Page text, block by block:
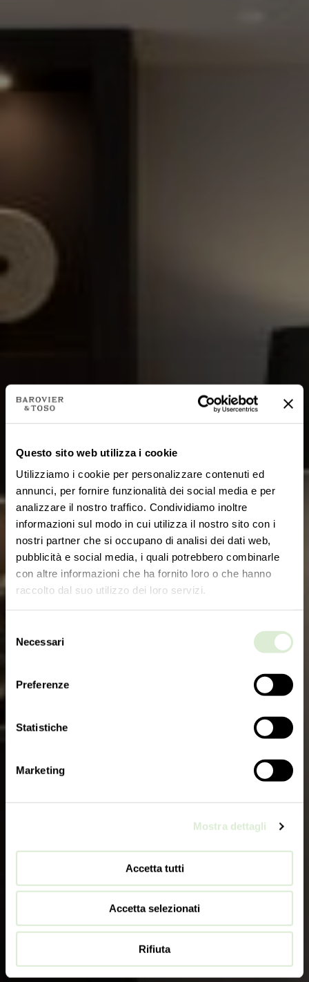
Questo sito web utilizza i cookie
Utilizziamo i cookie per personalizzare contenuti ed
annunci, per fornire funzionalità dei social media e per
analizzare il nostro traffico. Condividiamo inoltre
informazioni sul modo in cui utilizza il nostro sito con i
nostri partner che si occupano di analisi dei dati web,
pubblicità e social media, i quali potrebbero combinarle
con altre informazioni che ha fornito loro o che hanno
raccolto dal suo utilizzo dei loro servizi.
delNecessari
Preferenze
Statistiche
Marketing
Mostra dettagli
Accetta tutti
Accetta selezionati
Rifiuta